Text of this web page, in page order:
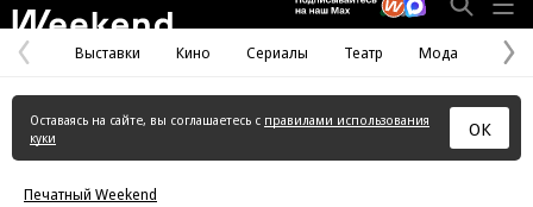
Предыдущая
страница
Выставки Кино Сериалы Театр Мода
Оставаясь на сайте, вы соглашаетесь с правилами использования
куки
ОК
Печатный Weekend